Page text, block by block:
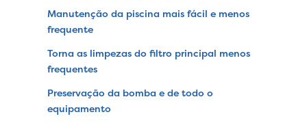
Manutenção da piscina mais fácil e menos
frequente
Torna as limpezas do filtro principal menos
frequentes
Preservação da bomba e de todo o
equipamento